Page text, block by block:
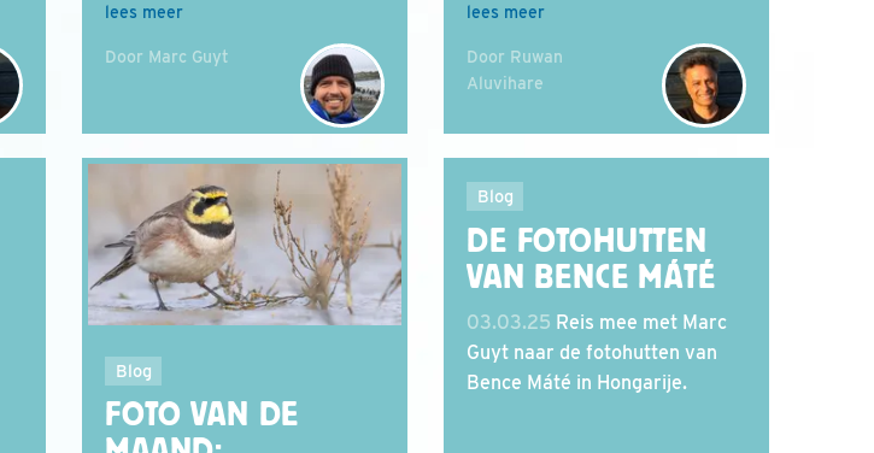
lees meer
Door Marc Guyt
lees meer
Door Ruwan
Aluvihare
Blog
FOTO VAN DE
Blog
DE FOTOHUTTEN
VAN BENCE MÁTÉ
03.03.25 Reis mee met Marc
Guyt naar de fotohutten van
Bence Máté in Hongarije.